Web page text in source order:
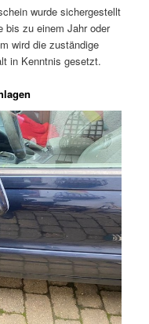
wurde sichergestellt
bis zu einem Jahr oder
wird die zuständige
in Kenntnis gesetzt.